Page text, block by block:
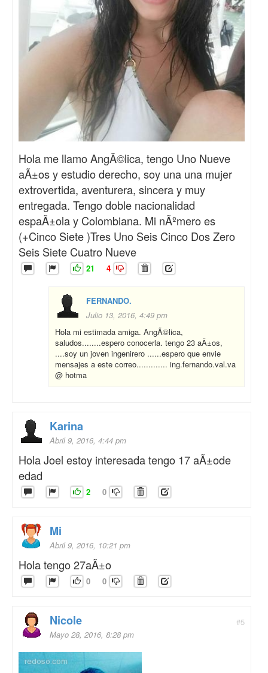
Hola me llamo AngÃ©lica, tengo Uno Nueve
aÃ±os y estudio derecho, soy una una mujer
extrovertida, aventurera, sincera y muy
entregada. Tengo doble nacionalidad
espaÃ±ola y Colombiana. Mi nÃºmero es
(+Cinco Siete )Tres Uno Seis Cinco Dos Zero
Seis Siete Cuatro Nueve
21 4
FERNANDO.
Julio 13, 2016, 4:49 pm
Hola mi estimada amiga. AngÃ©lica,
saludos........espero conocerla. tengo 23 aÃ±os,
....soy un joven ingenirero ......espero que envie
mensajes a este correo............. ing.fernando.val.va
@ hotma
Karina
Abril 9, 2016, 4:44 pm
Hola Joel estoy interesada tengo 17 aÃ±ode
edad
2 0
Mi
Abril 9, 2016, 10:21 pm
Hola tengo 27aÃ±o
0 0
#5
Nicole
Mayo 28, 2016, 8:28 pm